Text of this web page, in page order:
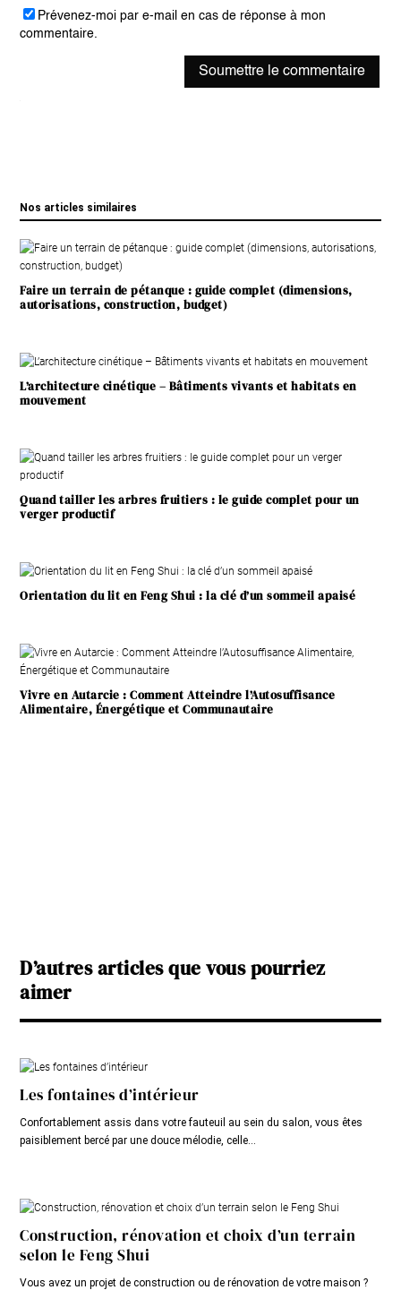
Prévenez-moi par e-mail en cas de réponse à mon
commentaire.
Soumettre le commentaire
Nos articles similaires
Faire un terrain de pétanque : guide complet (dimensions,
autorisations, construction, budget)
L’architecture cinétique – Bâtiments vivants et habitats en
mouvement
Quand tailler les arbres fruitiers : le guide complet pour un
verger productif
Orientation du lit en Feng Shui : la clé d’un sommeil apaisé
Vivre en Autarcie : Comment Atteindre l’Autosuffisance
Alimentaire, Énergétique et Communautaire
D’autres articles que vous pourriez
aimer
Les fontaines d’intérieur
Confortablement assis dans votre fauteuil au sein du salon, vous êtes
paisiblement bercé par une douce mélodie, celle...
Construction, rénovation et choix d’un terrain
selon le Feng Shui
Vous avez un projet de construction ou de rénovation de votre maison ?